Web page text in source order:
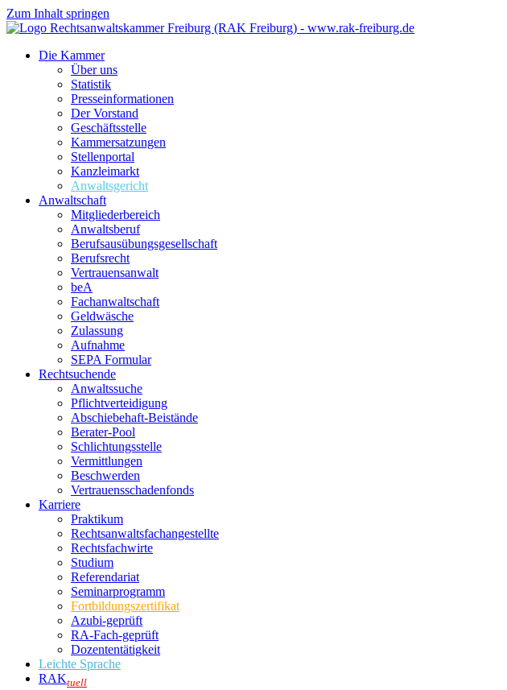
Zum Inhalt springen
Die Kammer
Über uns
Statistik
Presseinformationen
Der Vorstand
Geschäftsstelle
Kammersatzungen
Stellenportal
Kanzleimarkt
Anwaltsgericht
Anwaltschaft
Mitgliederbereich
Anwaltsberuf
Berufsausübungs­gesellschaft
Berufsrecht
Vertrauensanwalt
beA
Fachanwaltschaft
Geldwäsche
Zulassung
Aufnahme
SEPA Formular
Rechtsuchende
Anwaltssuche
Pflichtverteidigung
Abschiebehaft-Beistände
Berater-Pool
Schlichtungsstelle
Vermittlungen
Beschwerden
Vertrauensschadenfonds
Karriere
Praktikum
Rechtsanwalts­fachangestellte
Rechtsfachwirte
Studium
Referendariat
Seminarprogramm
Fortbildungszertifikat
Azubi-geprüft
RA-Fach-geprüft
Dozententätigkeit
Leichte Sprache
RAKtuell